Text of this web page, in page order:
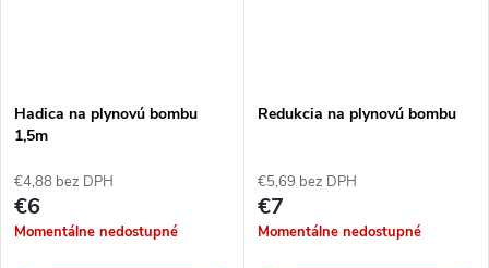
Hadica na plynovú bombu
1,5m
€4,88 bez DPH
€6
Momentálne nedostupné
Redukcia na plynovú bombu
€5,69 bez DPH
€7
Momentálne nedostupné